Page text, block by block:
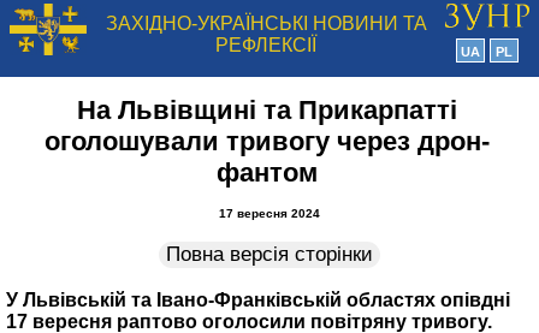
ЗАХІДНО-УКРАЇНСЬКІ НОВИНИ ТА
РЕФЛЕКСІЇ
UA PL
На Львівщині та Прикарпатті
оголошували тривогу через дрон-
фантом
17 вересня 2024
Повна версія сторінки
У Львівській та Івано-Франківській областях опівдні
17 вересня раптово оголосили повітряну тривогу.